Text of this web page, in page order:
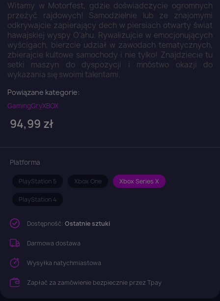
Witamy w Motorfest, gdzie doświadczycie ogromnych
przeżyć rajdowych! Samodzielnie lub ze znajomymi
odkrywajcie zapierający dech w piersiach otwarty świat
hawajskiej wyspy O’ahu. Rywalizujcie w emocjonujących
wyścigach, bierzcie udział w zawodach tematycznych,
zbierajcie kultowe samochody i nie tylko! Znajdziecie tu
setki maszyn do dyspozycji i mnóstwo okazji do
wykazania się swoimi talentami.
Powiązane kategorie:
GamingGryXBOX
94,99 zł
Platforma
PlayStation 5 Xbox One Xbox Series X
PlayStation 4
Dostępność: Ostatnie sztuki
Darmowa dostawa
Wysyłka natychmiastowa
Zapłać za zamówienie bezpiecznie przez Tpay